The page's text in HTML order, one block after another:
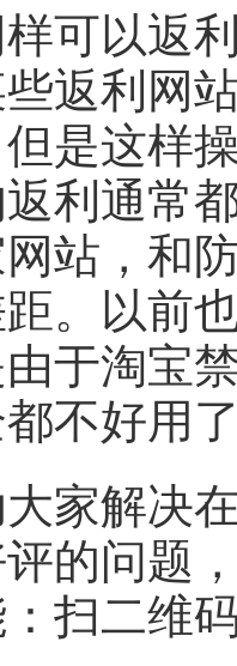
可以返
返利网
是这样
利通常
站，和
。以前
于淘宝
不好用
家解决
的问题
扫二维